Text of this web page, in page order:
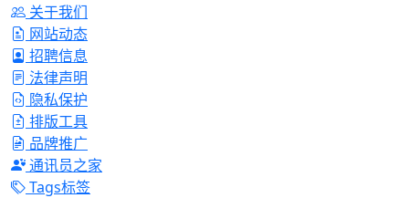
关于我们
网站动态
招聘信息
法律声明
隐私保护
排版工具
品牌推广
通讯员之家
Tags标签